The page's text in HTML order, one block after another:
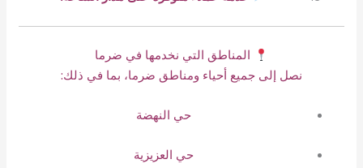
المناطق التي نخدمها في ضرما
نصل إلى جميع أحياء ومناطق ضرما، بما في ذلك:
حي النهضة
حي العزيزية